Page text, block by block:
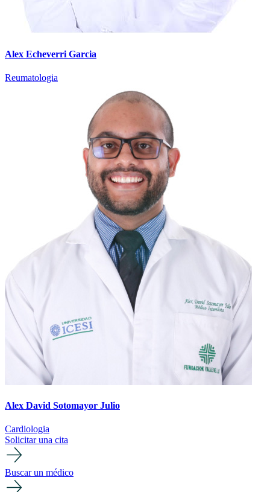
Alex Echeverri Garcia
Reumatologia
Alex David Sotomayor Julio
Cardiologia
Solicitar una cita
Buscar un médico